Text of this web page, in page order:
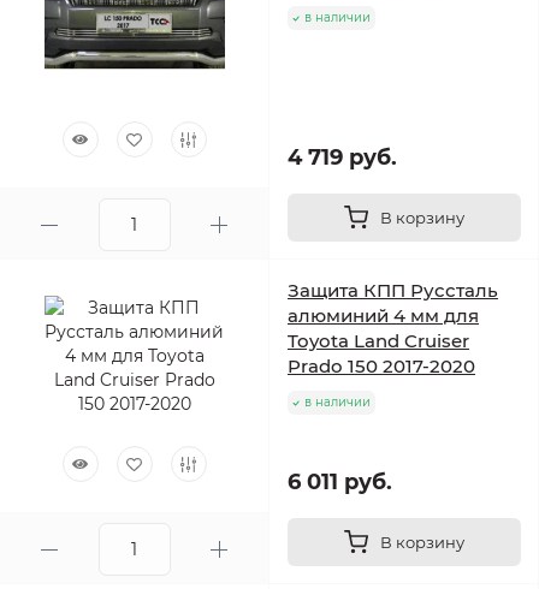
в наличии
4 719 руб.
В корзину
Защита КПП Руссталь
алюминий 4 мм для
Toyota Land Cruiser
Prado 150 2017-2020
в наличии
6 011 руб.
В корзину